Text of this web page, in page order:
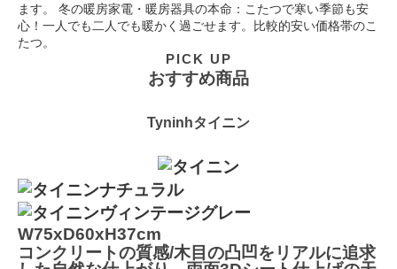
ます。 冬の暖房家電・暖房器具の本命：こたつで寒い季節も安
心！一人でも二人でも暖かく過ごせます。比較的安い価格帯のこ
たつ。
PICK UP
おすすめ商品
Tyninhタイニン
W75xD60xH37cm
コンクリートの質感/木目の凸凹をリアルに追求